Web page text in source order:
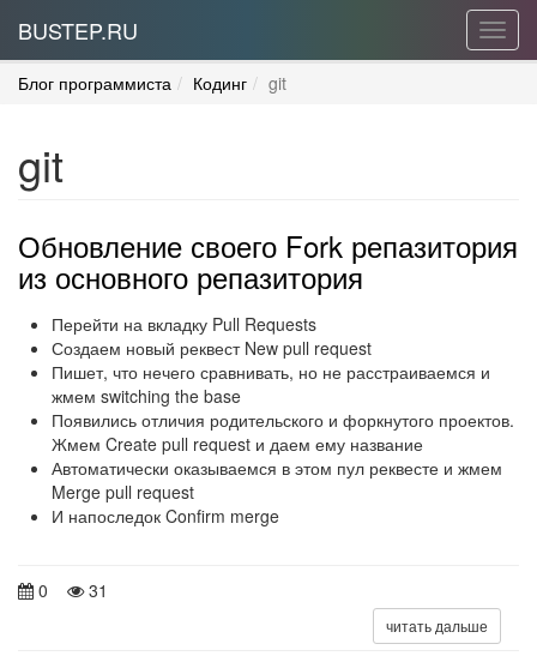
BUSTEP.RU
Блог программиста Кодинг git
git
Обновление своего Fork репазитория
из основного репазитория
Перейти на вкладку Pull Requests
Создаем новый реквест New pull request
Пишет, что нечего сравнивать, но не расстраиваемся и
жмем switching the base
Появились отличия родительского и форкнутого проектов.
Жмем Create pull request и даем ему название
Автоматически оказываемся в этом пул реквесте и жмем
Merge pull request
И напоследок Confirm merge
0 31
читать дальше